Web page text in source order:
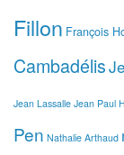
Fillon François
Cambadélis
Jean Lassalle Jean Paul
Pen Nathalie Arthaud